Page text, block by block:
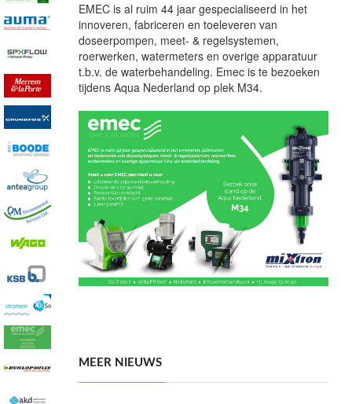
EMEC is al ruim 44 jaar gespecialiseerd in het
innoveren, fabriceren en toeleveren van
doseerpompen, meet- & regelsystemen,
roerwerken, watermeters en overige apparatuur
t.b.v. de waterbehandeling. Emec is te bezoeken
tijdens Aqua Nederland op plek M34.
MEER NIEUWS